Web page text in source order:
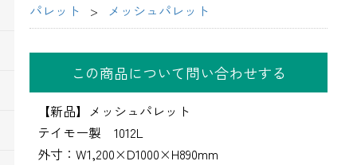
パレット
メッシュパレット
この商品について問い合わせする
【新品】メッシュパレット
テイモー製 1012L
外寸：W1,200×D1000×H890mm